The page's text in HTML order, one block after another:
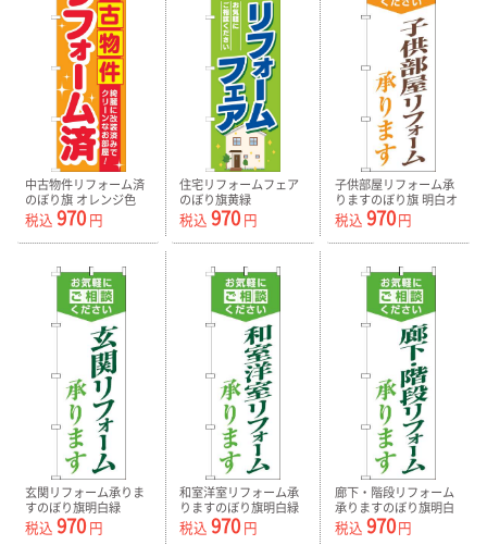
中古物件リフォーム済
のぼり旗 オレンジ色
0140113IN
税込 970 円
住宅リフォームフェア
のぼり旗黄緑
0140112IN
税込 970円
子供部屋リフォーム承
りますのぼり旗 明白オ
レンジ色 0350094IN
税込 970円
玄関リフォーム承りま
すのぼり旗明白緑
0350095IN
税込 970 円
和室洋室リフォーム承
りますのぼり旗明白緑
0350096IN
税込 970円
廊下・階段リフォーム
承りますのぼり旗明白
緑 0350097IN
税込 970円